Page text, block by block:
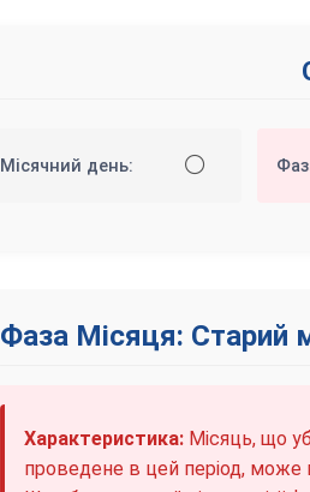
Місячний день: ⚪
Фаза Місяця: Старий
Характеристика: Місяць, що
проведене в цей період, може